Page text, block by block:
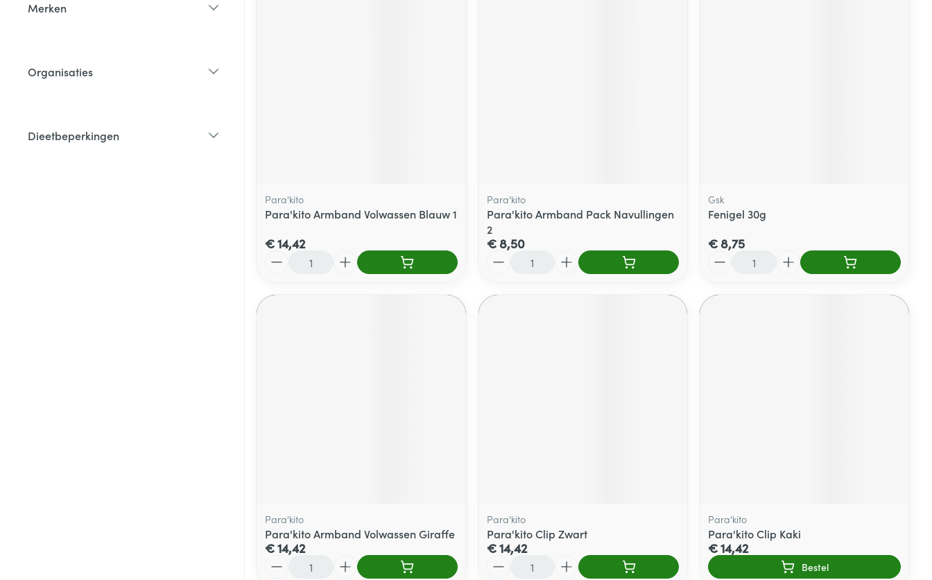
Merken
Organisaties
Dieetbeperkingen
Para'kito
Para'kito Armband Volwassen Blauw 1
€ 14,42
Para'kito
Para'kito Armband Pack Navullingen
2
€ 8,50
Gsk
Fenigel 30g
€ 8,75
Para'kito
Para'kito Armband Volwassen Giraffe
€ 14,42
Para'kito
Para'kito Clip Zwart
€ 14,42
Para'kito
Para'kito Clip Kaki
€ 14,42
Bestel